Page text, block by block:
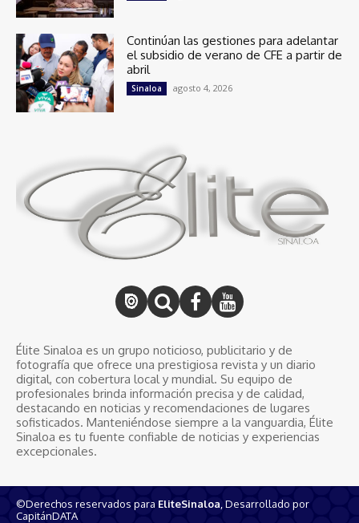
Continúan las gestiones para adelantar
el subsidio de verano de CFE a partir de
abril
Sinaloa agosto 4, 2026
Élite Sinaloa es un grupo noticioso, publicitario y de
fotografía que ofrece una prestigiosa revista y un diario
digital, con cobertura local y mundial. Su equipo de
profesionales brinda información precisa y de calidad,
destacando en noticias y recomendaciones de lugares
sofisticados. Manteniéndose siempre a la vanguardia, Élite
Sinaloa es tu fuente confiable de noticias y experiencias
excepcionales.
©Derechos reservados para EliteSinaloa , Desarrollado por
CapitánDATA